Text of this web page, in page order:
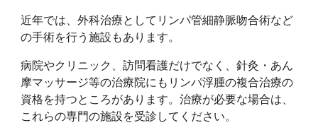
近年では、外科治療としてリンパ管細静脈吻合術など
の手術を行う施設もあります。
病院やクリニック、訪問看護だけでなく、針灸・あん
摩マッサージ等の治療院にもリンパ浮腫の複合治療の
資格を持つところがあります。治療が必要な場合は、
これらの専門の施設を受診してください。